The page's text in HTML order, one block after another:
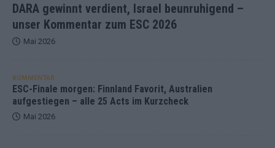
DARA gewinnt verdient, Israel beunruhigend –
unser Kommentar zum ESC 2026
Mai 2026
KOMMENTAR
ESC-Finale morgen: Finnland Favorit, Australien
aufgestiegen – alle 25 Acts im Kurzcheck
Mai 2026